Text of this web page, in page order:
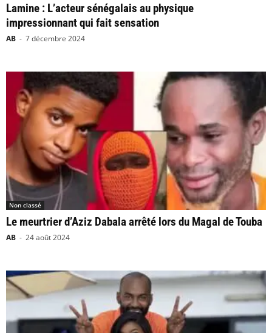
Lamine : L’acteur sénégalais au physique
impressionnant qui fait sensation
AB - 7 décembre 2024
Non classé
Le meurtrier d’Aziz Dabala arrêté lors du Magal de Touba
AB - 24 août 2024